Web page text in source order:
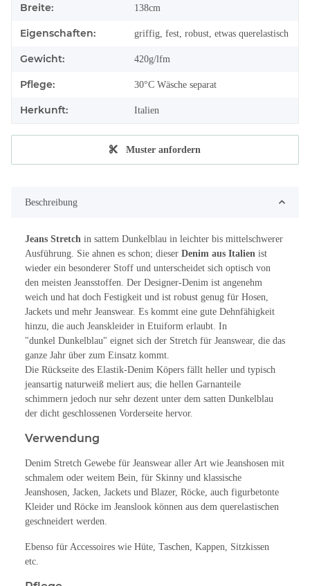
Breite: 138cm
Eigenschaften: griffig, fest, robust, etwas querelastisch
Gewicht: 420g/lfm
Pflege: 30°C Wäsche separat
Herkunft: Italien
Muster anfordern
Beschreibung
Jeans Stretch in sattem Dunkelblau in leichter bis mittelschwerer
Ausführung. Sie ahnen es schon; dieser Denim aus Italien ist
wieder ein besonderer Stoff und unterscheidet sich optisch von
den meisten Jeansstoffen. Der Designer-Denim ist angenehm
weich und hat doch Festigkeit und ist robust genug für Hosen,
Jackets und mehr Jeanswear. Es kommt eine gute Dehnfähigkeit
hinzu, die auch Jeanskleider in Etuiform erlaubt. In
"dunkel Dunkelblau" eignet sich der Stretch für Jeanswear, die das
ganze Jahr über zum Einsatz kommt.
Die Rückseite des Elastik-Denim Köpers fällt heller und typisch
jeansartig naturweiß meliert aus; die hellen Garnanteile
schimmern jedoch nur sehr dezent unter dem satten Dunkelblau
der dicht geschlossenen Vorderseite hervor.
Verwendung
Denim Stretch Gewebe für Jeanswear aller Art wie Jeanshosen mit
schmalem oder weitem Bein, für Skinny und klassische
Jeanshosen, Jacken, Jackets und Blazer, Röcke, auch figurbetonte
Kleider und Röcke im Jeanslook können aus dem querelastischen
geschneidert werden.
Ebenso für Accessoires wie Hüte, Taschen, Kappen, Sitzkissen
etc.